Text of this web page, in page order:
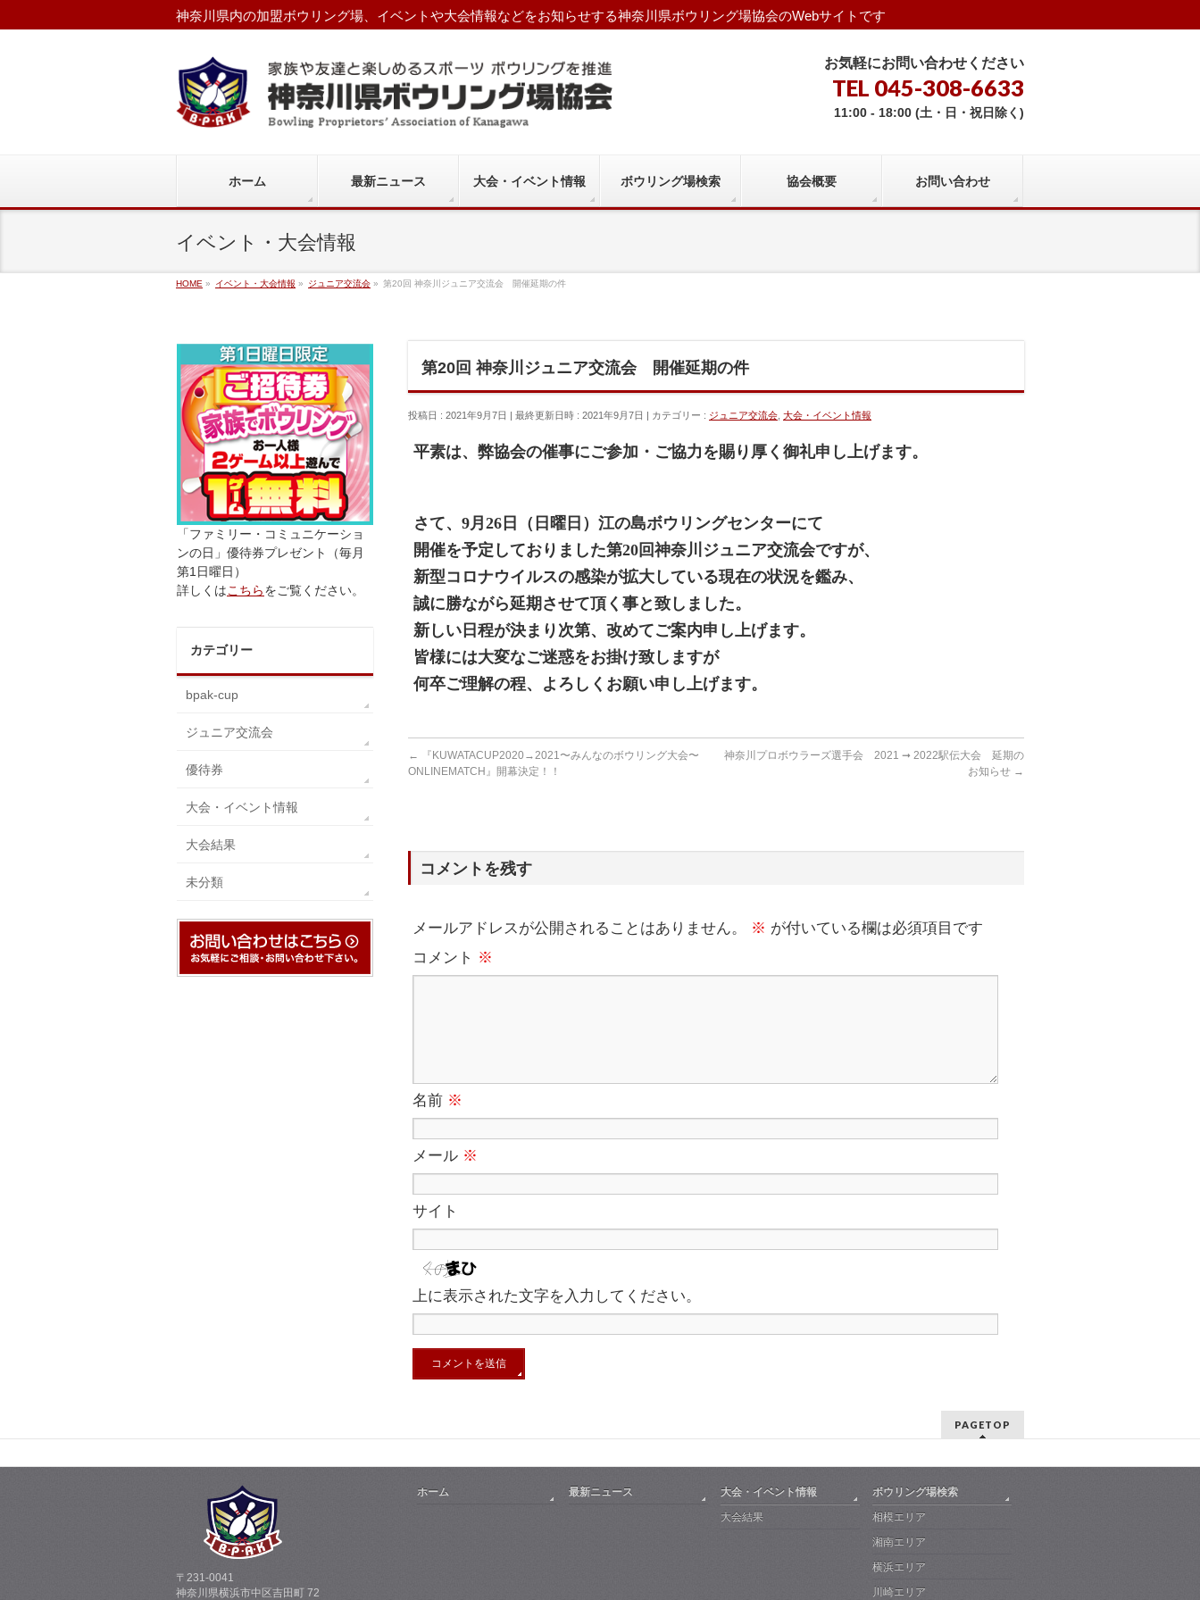
神奈川県内の加盟ボウリング場、イベントや大会情報などをお知らせする神奈川県ボウリング場協会のWebサイトです
お気軽にお問い合わせください
TEL 045-308-6633
11:00 - 18:00 (土・日・祝日除く)
ホーム 最新ニュース 大会・イベント情報 ボウリング場検索 協会概要 お問い合わせ
イベント・大会情報
HOME » イベント・大会情報 » ジュニア交流会 » 第20回 神奈川ジュニア交流会 開催延期の件
第20回 神奈川ジュニア交流会 開催延期の件
投稿日 : 2021年9月7日 最終更新日時 : 2021年9月7日 カテゴリー : ジュニア交流会 大会・イベント情報
平素は、弊協会の催事にご参加・ご協力を賜り厚く御礼申し上げます。
さて、9月26日（日曜日）江の島ボウリングセンターにて
開催を予定しておりました第20回神奈川ジュニア交流会ですが、
新型コロナウイルスの感染が拡大している現在の状況を鑑み、
誠に勝ながら延期させて頂く 事と致しました。
新しい日程が決まり次第、改めてご案内申し上げます。
皆様には大変なご迷惑をお掛け致しますが
何卒ご理解の程、よろしくお願い申し上げます。
←
『KUWATACUP2020→2021〜みんなのボウリング大会〜
ONLINEMATCH』開幕決定！！
神奈川プロボウラーズ選手会 2021 ➞ 2022駅伝大会 延期の
お知らせ →
コメントを残す
メールアドレスが公開されることはありません。 ※ が付いている欄は必須項目です
コメント ※
名前 ※
メール ※
サイト
上に表示された文字を入力してください。
「ファミリー・コミュニケーショ
ンの日」優待券プレゼント（毎月
第1日曜日）
詳しくはこちらをご覧ください。
カテゴリー
bpak-cup
ジュニア交流会
優待券
大会・イベント情報
大会結果
未分類
PAGETOP
〒231-0041
神奈川県横浜市中区吉田町 72
ホーム 最新ニュース
大会・イベント情報
大会結果
ボウリング場検索
相模エリア
湘南エリア
横浜エリア
川崎エリア